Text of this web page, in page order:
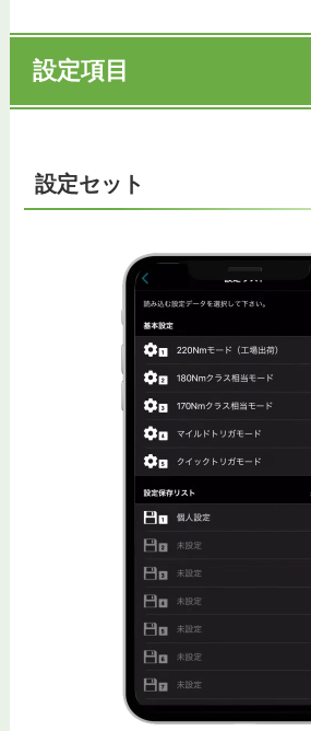
設定項目
設定セット